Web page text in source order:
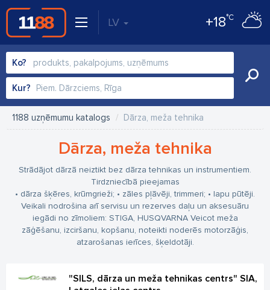
LV +18°C
Ko?
Kur?
1188 uzņēmumu katalogs Dārza, meža tehnika
Dārza, meža tehnika
Strādājot dārzā neiztikt bez dārza tehnikas un instrumentiem.
Tirdzniecībā pieejamas
• dārza šķēres, krūmgrieži; • zāles pļāvēji, trimmeri; • lapu pūtēji.
Veikali nodrošina arī servisu un rezerves daļu un aksesuāru
iegādi no zīmoliem: STIGA, HUSQVARNAVeicot meža
zāģēšanu, izciršanu, kopšanu, noteikti noderēs motorzāģis,
atzarošanas ierīces, šķeldotāji.
"SILS, dārza un meža tehnikas centrs" SIA,